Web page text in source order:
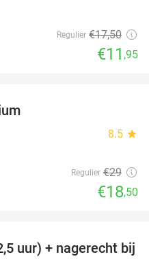
Regulier €17,50
€11 ,95
8.5 star
Regulier €29
€18,50
34%
uur) + nagerecht bij